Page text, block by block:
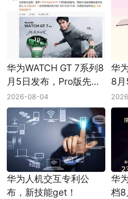
华为WATCH GT 7系列8
月5日发布，Pro版先把
钛壳和玄玑感知系统拉
满
2026-08-04
华
8月
这
华为人机交互专利公
布，新技能get！
华
档